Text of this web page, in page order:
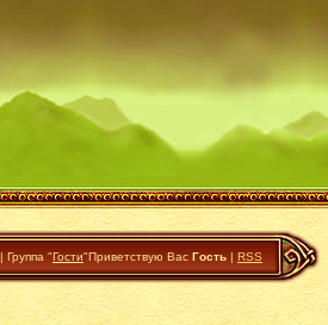
| Группа "Гости"Приветствую Вас Гость | RSS